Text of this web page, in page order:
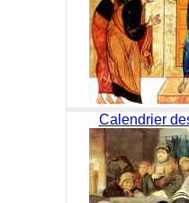
Calendrier